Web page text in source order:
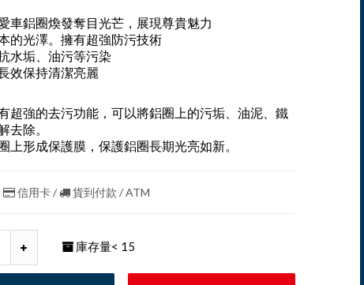
車鋁圈煥發奪目光芒，展現尊貴魅力
的光澤。擁有超強防污技術
水垢、油污等污染
效保持清潔亮麗
超強的去污功能，可以將鋁圈上的污垢、油泥、鐵
去除。
上形成保護膜，保護鋁圈長期光亮如新。
信用卡 / 貨到付款 / ATM
庫存量< 15